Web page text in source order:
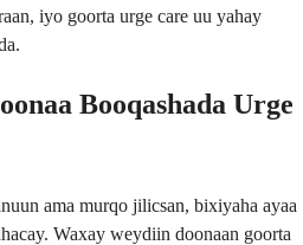
iyo goorta urge care uu yahay
Booqashada Urge
ama murqo jilicsan, bixiyaha ayaa
Waxay weydiin doonaan goorta